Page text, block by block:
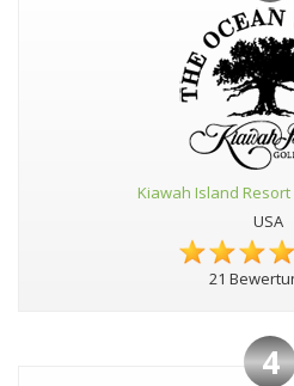
Kiawah Island
USA
21
4